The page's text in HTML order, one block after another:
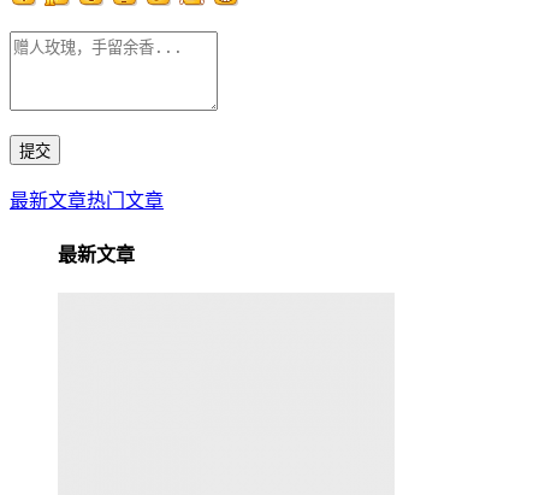
最新文章热门文章
最新文章